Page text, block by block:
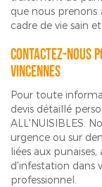
que nous prenons
cadre de vie sain et
Contactez-nous
Vincennes
Pour toute
devis détaillé
ALL'NUISIBLES.
urgence ou sur
liées aux
d'infestation dans
professionnel.